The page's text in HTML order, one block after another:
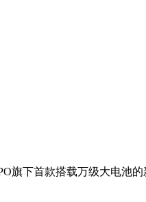
旗下首款搭载万级大电池